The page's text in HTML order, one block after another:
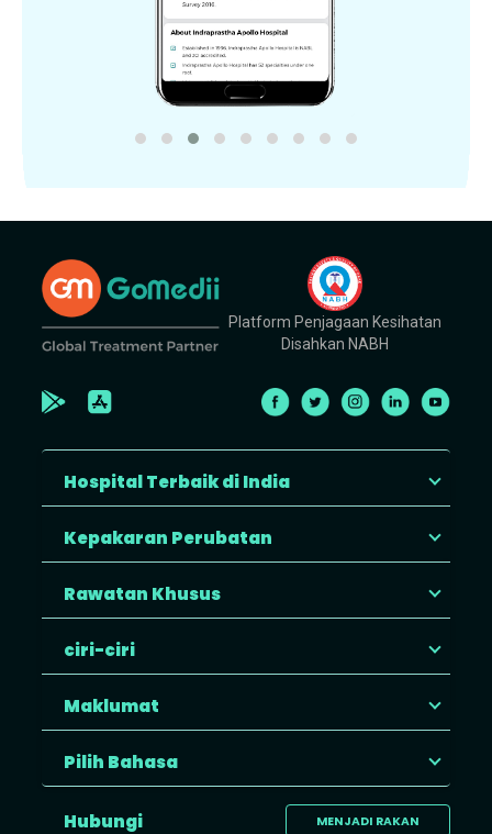
Platform Penjagaan Kesihatan
Disahkan NABH
Hospital Terbaik di India
Kepakaran Perubatan
Rawatan Khusus
ciri-ciri
Maklumat
Pilih Bahasa
MENJADI RAKAN
Hubungi